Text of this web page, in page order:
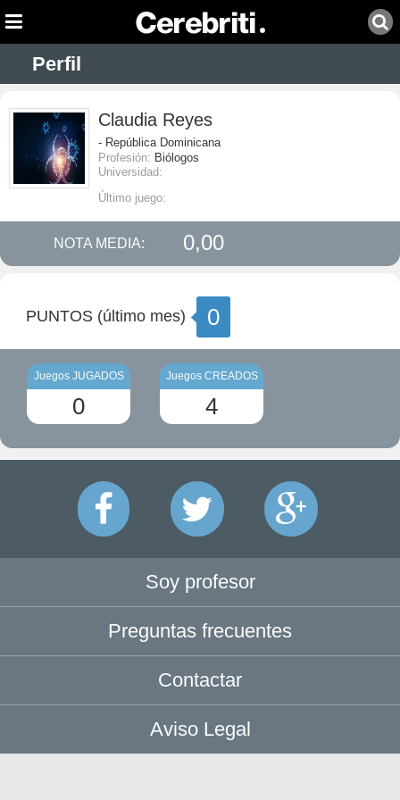
Perfil
Claudia Reyes
- República Dominicana
Profesión: Biólogos
Universidad:
Último juego:
NOTA MEDIA: 0,00
PUNTOS (último mes) 0
Juegos JUGADOS
0
Juegos CREADOS
4
Soy profesor
Preguntas frecuentes
Contactar
Aviso Legal